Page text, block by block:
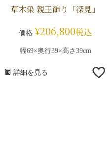
草木染 親王飾り「深見」
価格 ¥206,800税込
幅69×奥行39×高さ39cm
詳細を見る